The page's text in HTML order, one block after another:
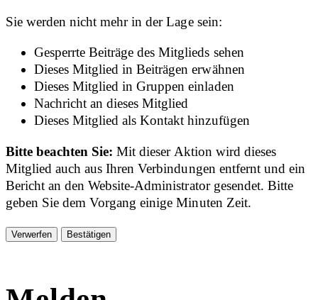
Sie werden nicht mehr in der Lage sein:
Gesperrte Beiträge des Mitglieds sehen
Dieses Mitglied in Beiträgen erwähnen
Dieses Mitglied in Gruppen einladen
Nachricht an dieses Mitglied
Dieses Mitglied als Kontakt hinzufügen
Bitte beachten Sie:Mit dieser Aktion wird dieses
Mitglied auch aus Ihren Verbindungen entfernt und ein
Bericht an den Website-Administrator gesendet. Bitte
geben Sie dem Vorgang einige Minuten Zeit.
Bestätigen